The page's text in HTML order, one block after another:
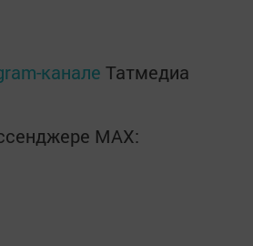
канале Татмедиа
MАХ: